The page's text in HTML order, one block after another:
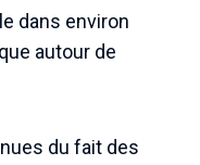
dans environ
autour de
du fait des